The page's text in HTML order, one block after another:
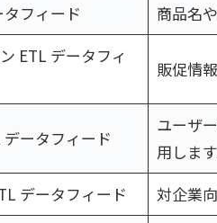
フィード
商品名
ETL データフィ
販促情
ータフィード
ユーザ
用します
データフィード 対企業